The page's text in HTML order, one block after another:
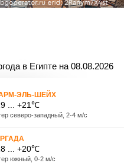
в Египте на 08.08.2026
ЭЛЬ-ШЕЙХ
... +21℃
северо-западный, 2-4 м/с
... +20℃
южный, 0-2 м/с